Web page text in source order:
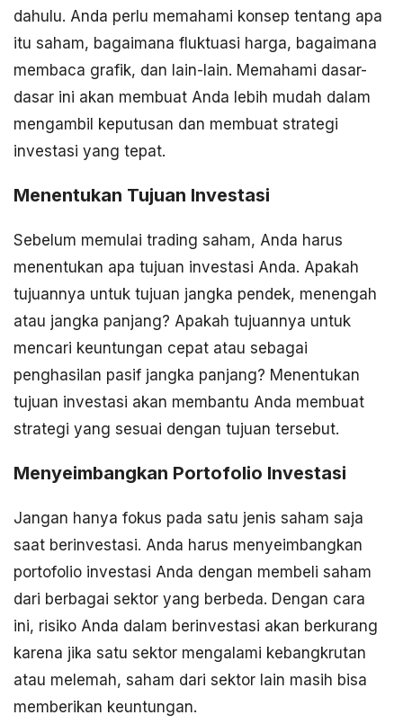
dahulu. Anda perlu memahami konsep tentang apa
itu saham, bagaimana fluktuasi harga, bagaimana
membaca grafik, dan lain-lain. Memahami dasar-
dasar ini akan membuat Anda lebih mudah dalam
mengambil keputusan dan membuat strategi
investasi yang tepat.
Menentukan Tujuan Investasi
Sebelum memulai trading saham, Anda harus
menentukan apa tujuan investasi Anda. Apakah
tujuannya untuk tujuan jangka pendek, menengah
atau jangka panjang? Apakah tujuannya untuk
mencari keuntungan cepat atau sebagai
penghasilan pasif jangka panjang? Menentukan
tujuan investasi akan membantu Anda membuat
strategi yang sesuai dengan tujuan tersebut.
Menyeimbangkan Portofolio Investasi
Jangan hanya fokus pada satu jenis saham saja
saat berinvestasi. Anda harus menyeimbangkan
portofolio investasi Anda dengan membeli saham
dari berbagai sektor yang berbeda. Dengan cara
ini, risiko Anda dalam berinvestasi akan berkurang
karena jika satu sektor mengalami kebangkrutan
atau melemah, saham dari sektor lain masih bisa
memberikan keuntungan.